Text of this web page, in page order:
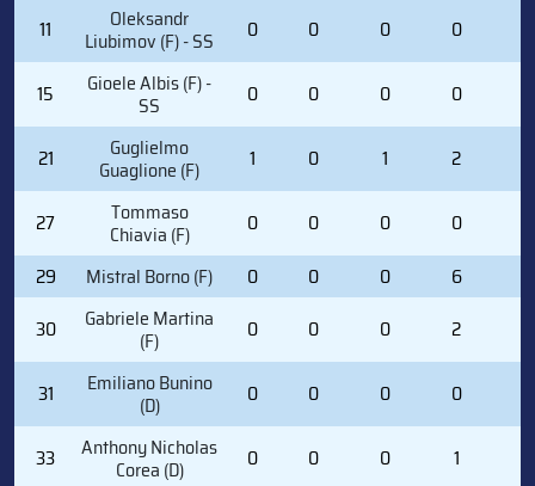
11 Oleksandr
Liubimov (F) - SS 0 0 0 0
15 Gioele Albis (F) -
SS 0 0 0 0
21 Guglielmo
Guaglione (F) 1 0 1 2
27 Tommaso
Chiavia (F) 0 0 0 0
29
Mistral Borno (F) 0 0 0 6
30
Gabriele Martina
(F) 0 0 0 2
31 Emiliano Bunino
(D) 0 0 0 0
33 Anthony Nicholas
Corea (D) 0 0 0 1